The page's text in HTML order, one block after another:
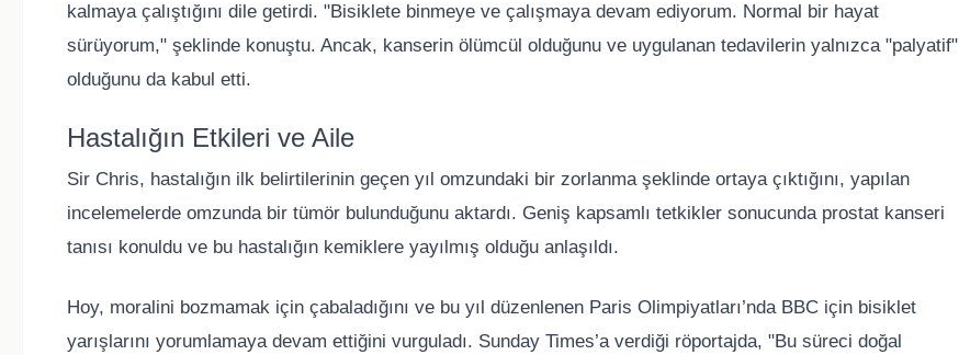
kalmaya çalıştığını dile getirdi. "Bisiklete binmeye ve çalışmaya devam ediyorum. Normal bir hayat
sürüyorum," şeklinde konuştu. Ancak, kanserin ölümcül olduğunu ve uygulanan tedavilerin yalnızca "palyatif"
olduğunu da kabul etti.
Hastalığın Etkileri ve Aile
Sir Chris, hastalığın ilk belirtilerinin geçen yıl omzundaki bir zorlanma şeklinde ortaya çıktığını, yapılan
incelemelerde omzunda bir tümör bulunduğunu aktardı. Geniş kapsamlı tetkikler sonucunda prostat kanseri
tanısı konuldu ve bu hastalığın kemiklere yayılmış olduğu anlaşıldı.
Hoy, moralini bozmamak için çabaladığını ve bu yıl düzenlenen Paris Olimpiyatları’nda BBC için bisiklet
yarışlarını yorumlamaya devam ettiğini vurguladı. Sunday Times’a verdiği röportajda, "Bu süreci doğal